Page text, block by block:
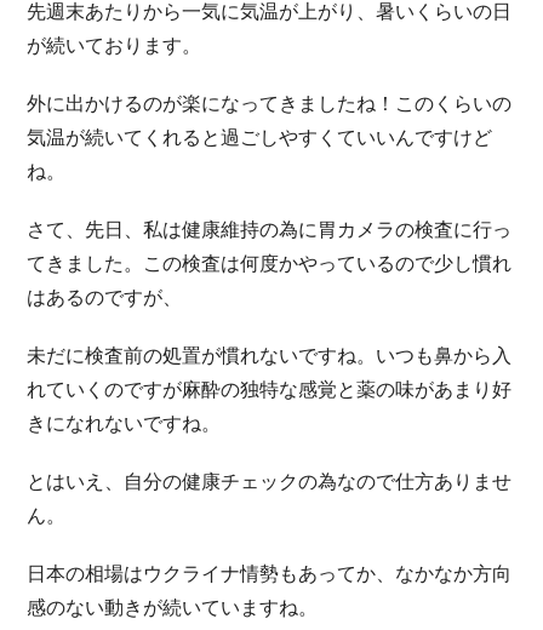
先週末あたりから一気に気温が上がり、暑いくらいの日
が続いております。
外に出かけるのが楽になってきましたね！このくらいの
気温が続いてくれると過ごしやすくていいんですけど
ね。
さて、先日、私は健康維持の為に胃カメラの検査に行っ
てきました。この検査は何度かやっているので少し慣れ
はあるのですが、
未だに検査前の処置が慣れないですね。いつも鼻から入
れていくのですが麻酔の独特な感覚と薬の味があまり好
きになれないですね。
とはいえ、自分の健康チェックの為なので仕方ありませ
ん。
日本の相場はウクライナ情勢もあってか、なかなか方向
感のない動きが続いていますね。